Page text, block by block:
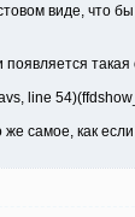
виде, что
line
самое, как